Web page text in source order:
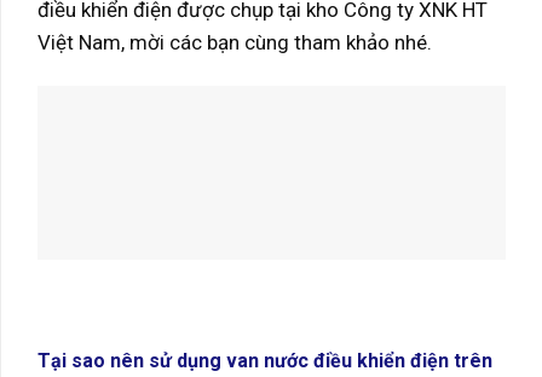
điều khiển điện được chụp tại kho Công ty XNK HT
Việt Nam, mời các bạn cùng tham khảo nhé.
Tại sao nên sử dụng van nước điều khiển điện trên